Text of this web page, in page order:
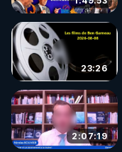
code :
▶ 30 jours gratuit
de bien-être
Rendez-vous sur
le code :
23:26
2:07:19